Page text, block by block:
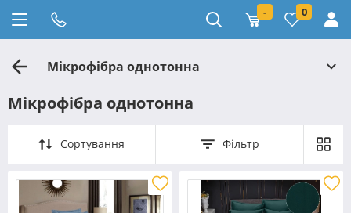
- 0
Мікрофібра однотонна
Мікрофібра однотонна
Сортування Фільтр